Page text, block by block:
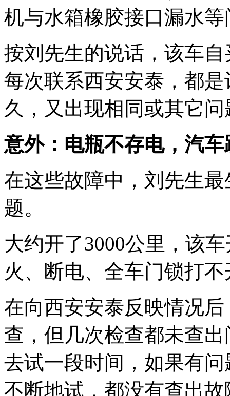
机与水箱橡胶接口漏水等
按刘先生的说话，该车
每次联系西安安泰，都
久，又出现相同或其它问
意外：电瓶不存电，汽
在这些故障中，刘先生
题。
大约开了3000公里，该
火、断电、全车门锁打
在向西安安泰反映情况
查，但几次检查都未查
去试一段时间，如果有
不断地试，都没有查出